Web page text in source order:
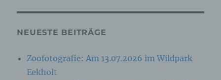
NEUESTE BEITRÄGE
Zoofotografie: Am 13.07.2026 im Wildpark
Eekholt
Recht der Mitgliedstaaten vorgegeben, so kann
der Verantwortliche beziehungsweise können
nach dem Unionsrecht oder dem Recht der
Mitgliedstaaten vorgesehen werden.